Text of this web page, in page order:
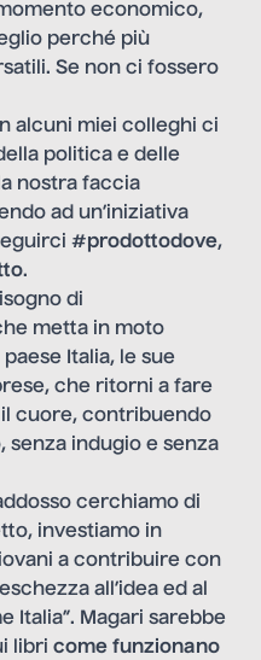
economico,
perché più
Se non ci fossero
alcuni miei colleghi ci
politica e delle
nostra faccia
ad un’iniziativa
#prodottodove,
.
di
metta in moto
Italia, le sue
che ritorni a fare
cuore, contribuendo
senza indugio e senza
cerchiamo di
investiamo in
a contribuire con
all’idea ed al
Italia”. Magari sarebbe
libri come funzionano